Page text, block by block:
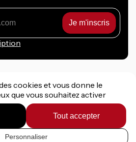
de Destination France
cookies et vous donne le
que vous souhaitez activer
Tout accepter
Personnaliser